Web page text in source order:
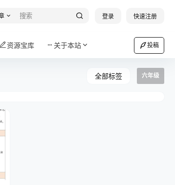
登录 快速注册
资源宝库 关于本站 投稿
全部标签 六年级